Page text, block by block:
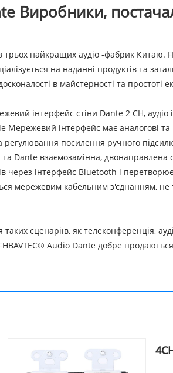
Виробники,
найкращих аудіо -фабрик Китаю.
на наданні продуктів та
в майстерності та простоті
інтерфейс стіни Dante 2 CH,
Мережевий інтерфейс має аналогові
регулювання посилення ручного
Dante взаємозамінна, двонаправлена
через інтерфейс Bluetooth і
мережевим кабельним з'єднанням,
сценаріїв, як телеконференція,
Audio Dante добре